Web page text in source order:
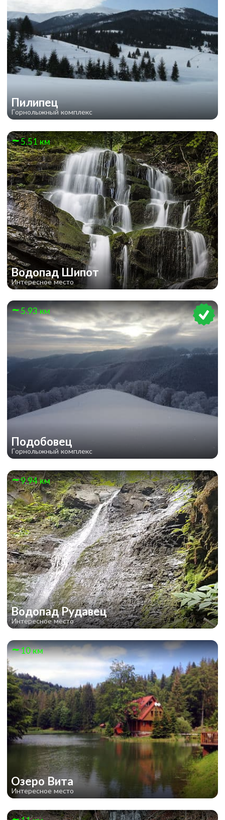
Пилипец
Горнолыжный комплекс
5.51 км
Водопад Шипот
Интересное место
5.93 км
Подобовец
Горнолыжный комплекс
9.94 км
Водопад Рудавец
Интересное место
10 км
Озеро Вита
Интересное место